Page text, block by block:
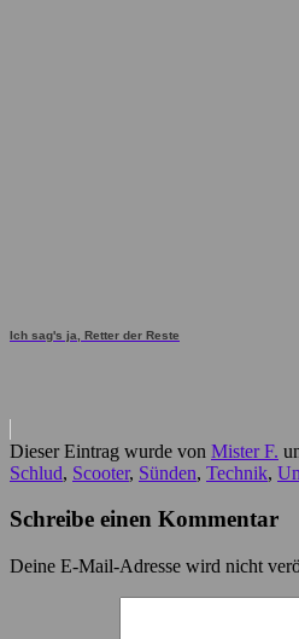
Ich sag's ja, Retter der Reste
Dieser Eintrag wurde von Mister F.
Schlud, Scooter, Sünden, Technik,
Schreibe einen Kommentar
Deine E-Mail-Adresse wird nicht